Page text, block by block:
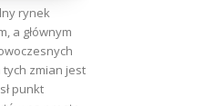
rynek
a głównym
zmian jest
punkt